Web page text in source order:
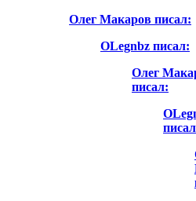
Олег Макаров писал:
OLegnbz писал:
Олег
писал: